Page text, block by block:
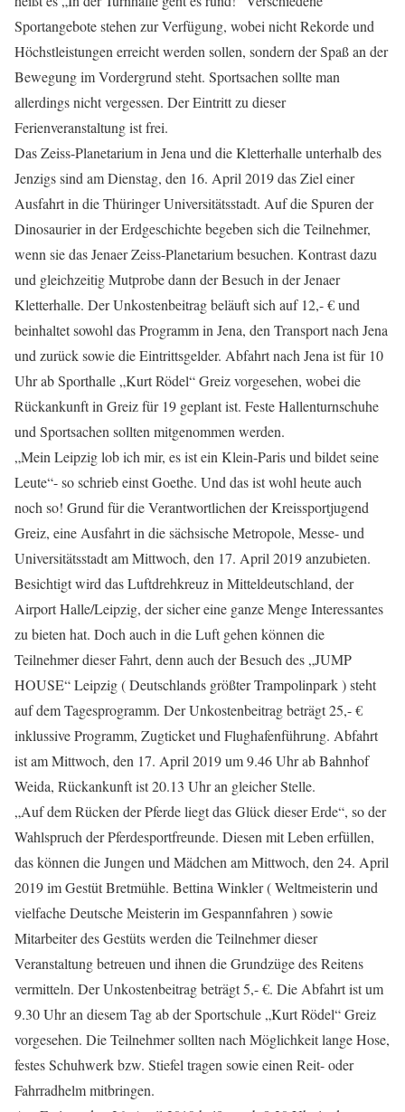
Sportangebote stehen zur Verfügung, wobei nicht Rekorde und
Höchstleistungen erreicht werden sollen, sondern der Spaß an der
Bewegung im Vordergrund steht. Sportsachen sollte man
allerdings nicht vergessen. Der Eintritt zu dieser
Ferienveranstaltung ist frei.
Das Zeiss-Planetarium in Jena und die Kletterhalle unterhalb des
Jenzigs sind am Dienstag, den 16. April 2019 das Ziel einer
Ausfahrt in die Thüringer Universitätsstadt. Auf die Spuren der
Dinosaurier in der Erdgeschichte begeben sich die Teilnehmer,
wenn sie das Jenaer Zeiss-Planetarium besuchen. Kontrast dazu
und gleichzeitig Mutprobe dann der Besuch in der Jenaer
Kletterhalle. Der Unkostenbeitrag beläuft sich auf 12,- € und
beinhaltet sowohl das Programm in Jena, den Transport nach Jena
und zurück sowie die Eintrittsgelder. Abfahrt nach Jena ist für 10
Uhr ab Sporthalle „Kurt Rödel“ Greiz vorgesehen, wobei die
Rückankunft in Greiz für 19 geplant ist. Feste Hallenturnschuhe
und Sportsachen sollten mitgenommen werden.
„Mein Leipzig lob ich mir, es ist ein Klein-Paris und bildet seine
Leute“- so schrieb einst Goethe. Und das ist wohl heute auch
noch so! Grund für die Verantwortlichen der Kreissportjugend
Greiz, eine Ausfahrt in die sächsische Metropole, Messe- und
Universitätsstadt am Mittwoch, den 17. April 2019 anzubieten.
Besichtigt wird das Luftdrehkreuz in Mitteldeutschland, der
Airport Halle/Leipzig, der sicher eine ganze Menge Interessantes
zu bieten hat. Doch auch in die Luft gehen können die
Teilnehmer dieser Fahrt, denn auch der Besuch des „JUMP
HOUSE“ Leipzig ( Deutschlands größter Trampolinpark ) steht
auf dem Tagesprogramm. Der Unkostenbeitrag beträgt 25,- €
inklussive Programm, Zugticket und Flughafenführung. Abfahrt
ist am Mittwoch, den 17. April 2019 um 9.46 Uhr ab Bahnhof
Weida, Rückankunft ist 20.13 Uhr an gleicher Stelle.
„Auf dem Rücken der Pferde liegt das Glück dieser Erde“, so der
Wahlspruch der Pferdesportfreunde. Diesen mit Leben erfüllen,
das können die Jungen und Mädchen am Mittwoch, den 24. April
2019 im Gestüt Bretmühle. Bettina Winkler ( Weltmeisterin und
vielfache Deutsche Meisterin im Gespannfahren ) sowie
Mitarbeiter des Gestüts werden die Teilnehmer dieser
Veranstaltung betreuen und ihnen die Grundzüge des Reitens
vermitteln. Der Unkostenbeitrag beträgt 5,- €. Die Abfahrt ist um
9.30 Uhr an diesem Tag ab der Sportschule „Kurt Rödel“ Greiz
vorgesehen. Die Teilnehmer sollten nach Möglichkeit lange Hose,
festes Schuhwerk bzw. Stiefel tragen sowie einen Reit- oder
Fahrradhelm mitbringen.